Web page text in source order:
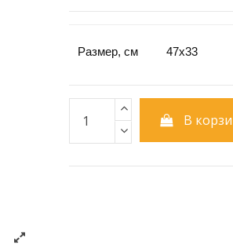
Размер, см 47x33
В